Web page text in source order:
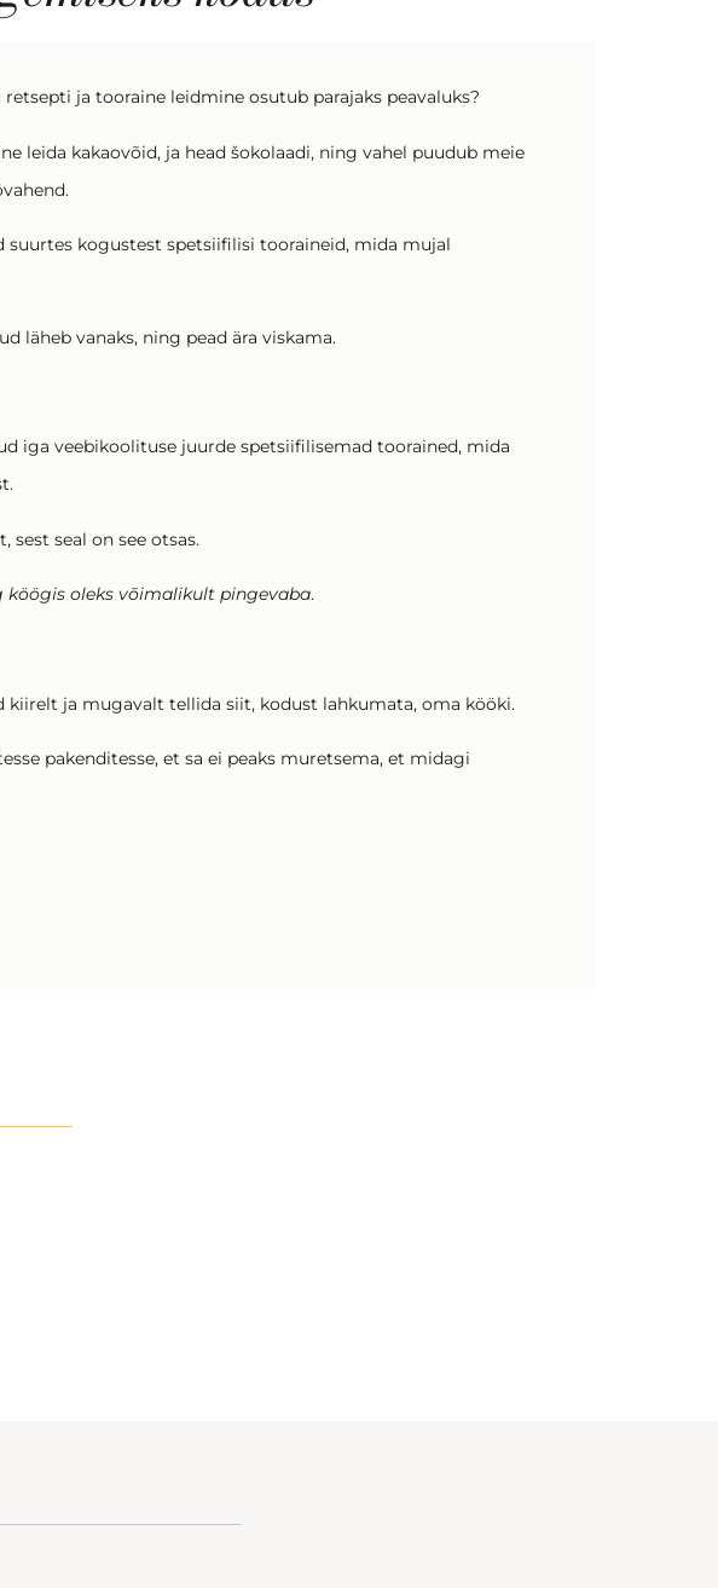
retsepti ja tooraine leidmine osutub parajaks peavaluks?
leida kakaovõid, ja head šokolaadi, ning vahel puudub meie
suurtes kogustest spetsiifilisi tooraineid, mida mujal
läheb vanaks, ning pead ära viskama.
iga veebikoolituse juurde spetsiifilisemad toorained, mida
sest seal on see otsas.
köögis oleks võimalikult pingevaba.
kiirelt ja mugavalt tellida siit, kodust lahkumata, oma kööki.
pakenditesse, et sa ei peaks muretsema, et midagi